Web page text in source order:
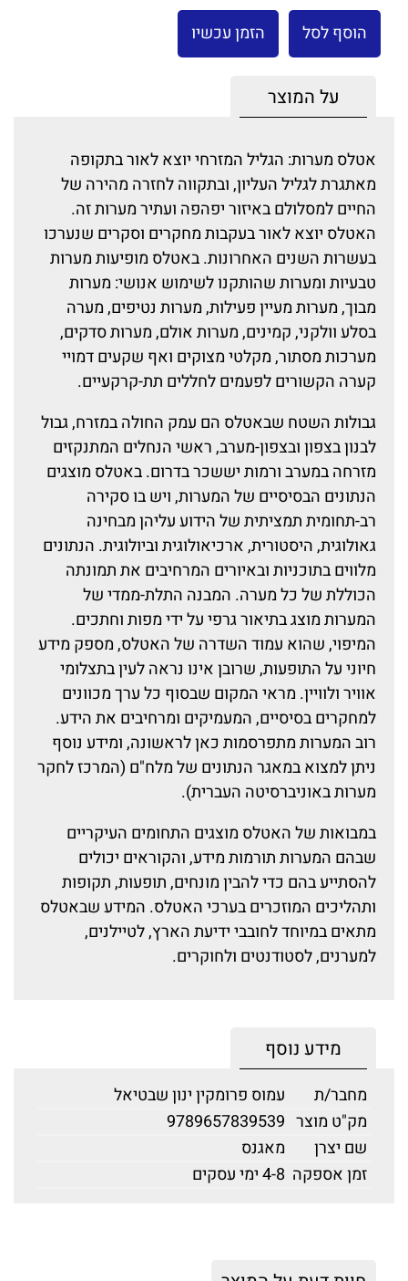
הוסף לסל הזמן עכשיו
על המוצר
אטלס מערות: הגליל המזרחי יוצא לאור בתקופה
מאתגרת לגליל העליון, ובתקווה לחזרה מהירה של
החיים למסלולם באיזור יפהפה ועתיר מערות זה.
האטלס יוצא לאור בעקבות מחקרים וסקרים שנערכו
בעשרות השנים האחרונות. באטלס מופיעות מערות
טבעיות ומערות שהותקנו לשימוש אנושי: מערות
מבוך, מערות מעיין פעילות, מערות נטיפים, מערה
בסלע וולקני, קמינים, מערות אולם, מערות סדקים,
מערכות מסתור, מקלטי מצוקים ואף שקעים דמויי
קערה הקשורים לפעמים לחללים תת-קרקעיים.
גבולות השטח שבאטלס הם עמק החולה במזרח, גבול
לבנון בצפון ובצפון-מערב, ראשי הנחלים המתנקזים
מזרחה במערב ורמות יששכר בדרום. באטלס מוצגים
הנתונים הבסיסיים של המערות, ויש בו סקירה
רב-תחומית תמציתית של הידוע עליהן מבחינה
גאולוגית, היסטורית, ארכיאולוגית וביולוגית. הנתונים
מלווים בתוכניות ובאיורים המרחיבים את תמונתה
הכוללת של כל מערה. המבנה התלת-ממדי של
המערות מוצג בתיאור גרפי על ידי מפות וחתכים.
המיפוי, שהוא עמוד השדרה של האטלס, מספק מידע
חיוני על התופעות, שרובן אינו נראה לעין בתצלומי
אוויר ולוויין. מראי המקום שבסוף כל ערך מכוונים
למחקרים בסיסיים, המעמיקים ומרחיבים את הידע.
רוב המערות מתפרסמות כאן לראשונה, ומידע נוסף
ניתן למצוא במאגר הנתונים של מלח"ם (המרכז לחקר
מערות באוניברסיטה העברית).
במבואות של האטלס מוצגים התחומים העיקריים
שבהם המערות תורמות מידע, והקוראים יכולים
להסתייע בהם כדי להבין מונחים, תופעות, תקופות
ותהליכים המוזכרים בערכי האטלס. המידע שבאטלס
מתאים במיוחד לחובבי ידיעת הארץ, לטיילנים,
למערנים, לסטודנטים ולחוקרים.
מידע נוסף
מחבר/ת
עמוס פרומקין ינון שבטיאל
מק"ט מוצר 9789657839539
שם יצרן
מאגנס
זמן אספקה 4-8 ימי עסקים